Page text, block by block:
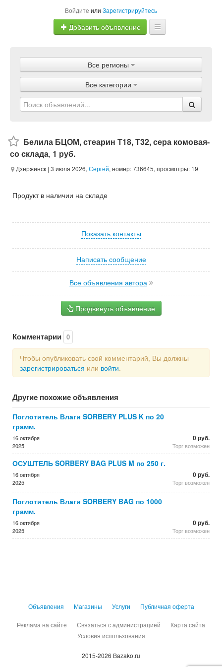
Войдите или Зарегистрируйтесь
Добавить объявление
Объявления
Магазины
Услуги
Все регионы
Все категории
Белила БЦОМ, стеарин Т18, Т32, сера комовая-
со склада, 1 руб.
Дзержинск | 3 июля 2026, Сергей, номер: 736645, просмотры: 19
Продукт в наличии на складе
Показать контакты
Написать сообщение
Все объявления автора
Продвинуть объявление
Комментарии 0
Чтобы опубликовать свой комментарий, Вы должны
зарегистрироваться или войти.
Другие похожие объявления
Поглотитель Влаги SORBERY PLUS K по 20
грамм.
16 октября
2025
0 руб.
Торг возможен
ОСУШТЕЛЬ SORBERY BAG PLUS M по 250 г.
16 октября
2025
0 руб.
Торг возможен
Поглотитель Влаги SORBERY BAG по 1000
грамм.
16 октября
2025
0 руб.
Торг возможен
Объявления Магазины Услуги Публичная оферта
Реклама на сайте Связаться с администрацией
Карта сайта
Условия использования
2015-2026 Bazako.ru